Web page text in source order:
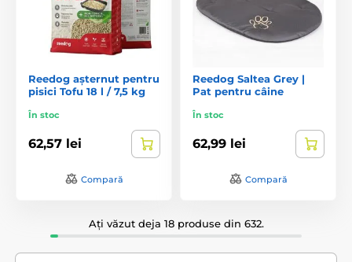
Reedog așternut pentru
pisici Tofu 18 l / 7,5 kg
În stoc
62,57 lei
Compară
Reedog Saltea Grey |
Pat pentru câine
În stoc
62,99 lei
Compară
Ați văzut deja 18 produse din 632.